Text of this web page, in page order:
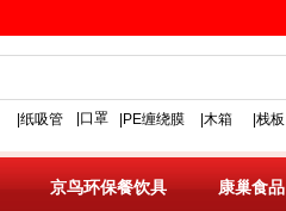
|口罩 |PE缠绕膜 |木箱 |栈板
|纸吸管
京鸟环保餐饮具 康巢食品